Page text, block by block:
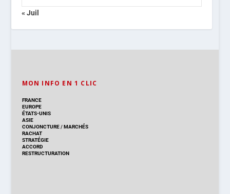
« Juil
MON INFO EN 1 CLIC
FRANCE
EUROPE
ÉTATS-UNIS
ASIE
CONJONCTURE/MARCHÉS
RACHAT
STRATÉGIE
ACCORD
RESTRUCTURATION